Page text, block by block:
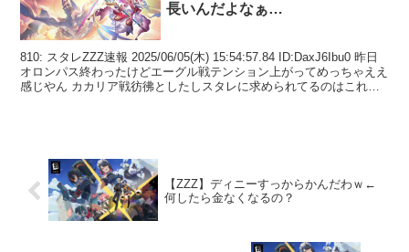
長いんだよなぁ…
810: スタレZZZ速報 2025/06/05(木) 15:54:57.84 ID:DaxJ6Ibu0 昨日
オロンパス終わったけどエーグル戦テンション上がってめっちゃええ
感じやん カカリア戦彷彿としたしスタレに求められてるのはこれな
【ZZZ】ディニーすっからかんだわｗ←
何したら金なくなるの？